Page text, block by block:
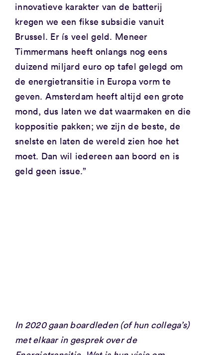
innovatieve karakter van de batterij
kregen we een fikse subsidie vanuit
Brussel. Er ís veel geld. Meneer
Timmermans heeft onlangs nog eens
duizend miljard euro op tafel gelegd om
de energietransitie in Europa vorm te
geven. Amsterdam heeft altijd een grote
mond, dus laten we dat waarmaken en die
koppositie pakken; we zijn de beste, de
snelste en laten de wereld zien hoe het
moet. Dan wil iedereen aan boord en is
geld geen issue.”
In 2020 gaan boardleden (of hun collega’s)
met elkaar in gesprek over de